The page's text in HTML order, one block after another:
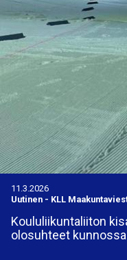
11.3.2026
Uutinen - KLL
Koululiikuntaliiton
olosuhteet kunnossa